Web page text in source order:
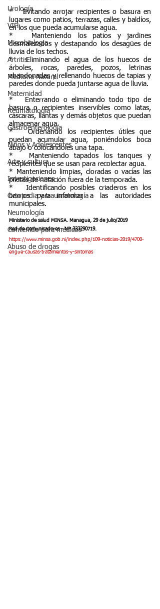
Urología
VIH
Microbiologia
Artritis
Medicina Natural
Maternidad
Reumatología
Gastroenterología
Niños y Adolescentes
Arte y cultura
Investigaciones
Ortopedia y traumatología
Neumología
Contenido para médicos
Abuso de drogas
*   Evitando arrojar recipientes o basura en
lugares como patios, terrazas, calles y baldíos,
en los que pueda acumularse agua.
*   Manteniendo los patios y jardines
desmalezados y destapando los desagües de
lluvia de los techos.
*   Eliminando el agua de los huecos de
árboles, rocas, paredes, pozos, letrinas
abandonadas y rellenando huecos de tapias y
paredes donde pueda juntarse agua de lluvia.
*   Enterrando o eliminando todo tipo de
basura o recipientes inservibles como latas,
cáscaras, llantas y demás objetos que puedan
almacenar agua.
*   Ordenando los recipientes útiles que
puedan acumular agua, poniéndolos boca
abajo o colocándoles una tapa.
*   Manteniendo tapados los tanques y
recipientes que se usan para recolectar agua.
* Manteniendo limpias, cloradas o vacías las
piletas de natación fuera de la temporada.
*   Identificando posibles criaderos en los
barrios para informar a las autoridades
municipales.
Ministerio de salud MINSA. Managua, 29 de julio/2019
Red de Comunicadores - NP 333290719.
https://www.minsa.gob.ni/index.php/109-noticias-2019/4700-
engue-causas-tratamientos-y-sintomas